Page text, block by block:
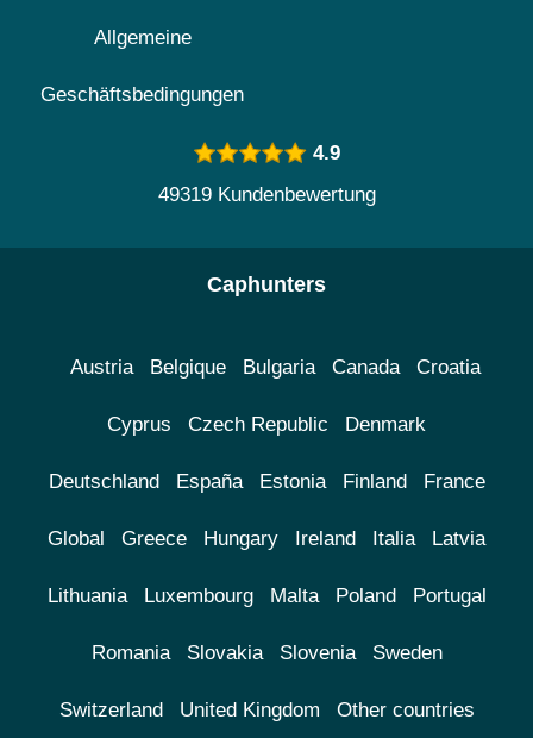
Allgemeine
Geschäftsbedingungen
4.9
49319 Kundenbewertung
Caphunters
Austria Belgique Bulgaria Canada Croatia
Cyprus Czech Republic Denmark
Deutschland España Estonia Finland France
Global Greece Hungary Ireland Italia Latvia
Lithuania Luxembourg Malta Poland Portugal
Romania Slovakia Slovenia Sweden
Switzerland United Kingdom Other countries